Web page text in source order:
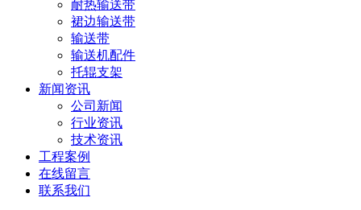
耐热输送带
裙边输送带
输送带
输送机配件
托辊支架
新闻资讯
公司新闻
行业资讯
技术资讯
工程案例
在线留言
联系我们